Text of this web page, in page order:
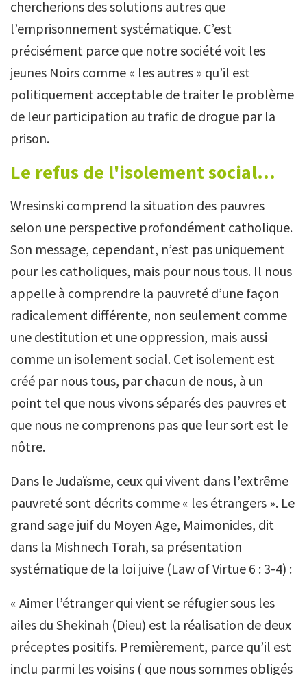
chercherions des solutions autres que
l’emprisonnement systématique. C’est
précisément parce que notre société voit les
jeunes Noirs comme « les autres » qu’il est
politiquement acceptable de traiter le problème
de leur participation au trafic de drogue par la
prison.
Le refus de l'isolement social...
Wresinski comprend la situation des pauvres
selon une perspective profondément catholique.
Son message, cependant, n’est pas uniquement
pour les catholiques, mais pour nous tous. Il nous
appelle à comprendre la pauvreté d’une façon
radicalement différente, non seulement comme
une destitution et une oppression, mais aussi
comme un isolement social. Cet isolement est
créé par nous tous, par chacun de nous, à un
point tel que nous vivons séparés des pauvres et
que nous ne comprenons pas que leur sort est le
nôtre.
Dans le Judaïsme, ceux qui vivent dans l’extrême
pauvreté sont décrits comme « les étrangers ». Le
grand sage juif du Moyen Age, Maimonides, dit
dans la Mishnech Torah, sa présentation
systématique de la loi juive (Law of Virtue 6 : 3-4) :
« Aimer l’étranger qui vient se réfugier sous les
ailes du Shekinah (Dieu) est la réalisation de deux
préceptes positifs. Premièrement, parce qu’il est
inclu parmi les voisins ( que nous sommes obligés